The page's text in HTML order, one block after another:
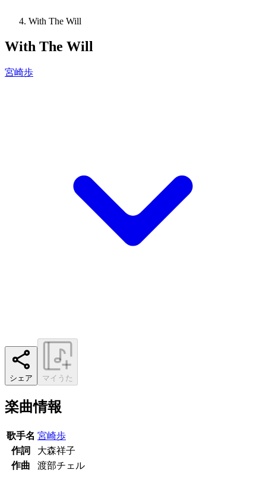
With The Will
With The Will
宮崎歩
シェア マイうた
楽曲情報
歌手名 宮崎歩
作詞
大森祥子
作曲
渡部チェル